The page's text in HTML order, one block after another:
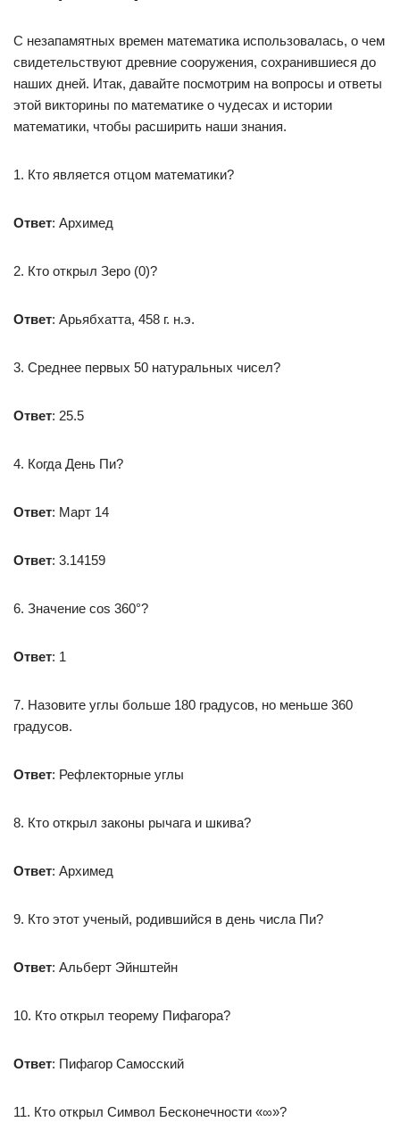
С незапамятных времен математика использовалась, о чем
свидетельствуют древние сооружения, сохранившиеся до
наших дней. Итак, давайте посмотрим на вопросы и ответы
этой викторины по математике о чудесах и истории
математики, чтобы расширить наши знания.
1. Кто является отцом математики?
Ответ: Архимед
2. Кто открыл Зеро (0)?
Ответ: Арьябхатта, 458 г. н.э.
3. Среднее первых 50 натуральных чисел?
Ответ: 25.5
4. Когда День Пи?
Ответ: Март 14
Ответ: 3.14159
6. Значение cos 360°?
Ответ: 1
7. Назовите углы больше 180 градусов, но меньше 360
градусов.
Ответ: Рефлекторные углы
8. Кто открыл законы рычага и шкива?
Ответ: Архимед
9. Кто этот ученый, родившийся в день числа Пи?
Ответ: Альберт Эйнштейн
10. Кто открыл теорему Пифагора?
Ответ: Пифагор Самосский
11. Кто открыл Символ Бесконечности «∞»?